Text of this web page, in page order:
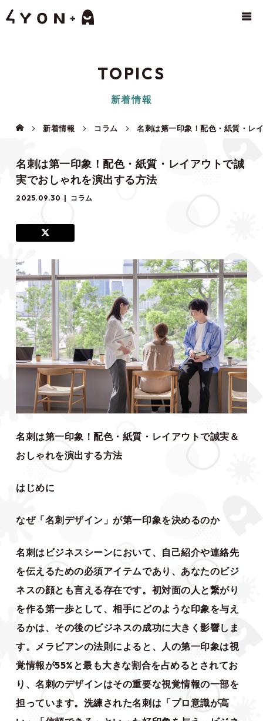
TOPICS
新着情報
新着情報 コラム 名刺は第一印象！配色・紙質・レ
名刺は第一印象！配色・紙質・レイアウトで誠
実でおしゃれを演出する方法
2025.09.30 コラム
名刺は第一印象！配色・紙質・レイアウトで誠実＆
おしゃれを演出する方法
はじめに
なぜ「名刺デザイン」が第一印象を決めるのか
名刺はビジネスシーンにおいて、自己紹介や連絡先
を伝えるための必須アイテムであり、あなたのビジ
ネスの顔とも言える存在です。初対面の人と繋がり
を作る第一歩として、相手にどのような印象を与え
るかは、その後のビジネスの成功に大きく影響しま
す。メラビアンの法則によると、人の第一印象は視
覚情報が55%と最も大きな割合を占めるとされてお
り、名刺のデザインはその重要な視覚情報の一部を
担っています。洗練された名刺は「プロ意識が高